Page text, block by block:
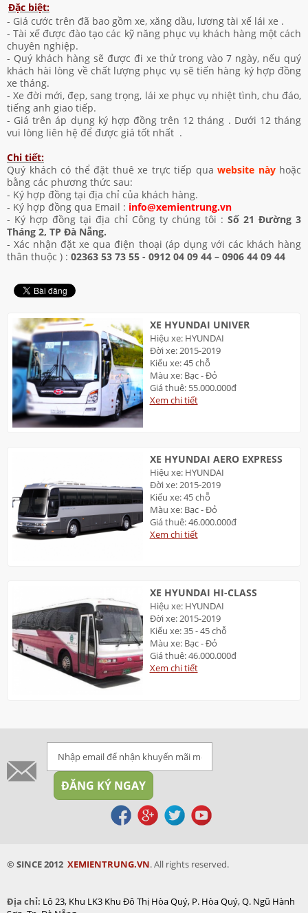
Đặc biệt:
- Giá cước trên đã bao gồm xe, xăng dầu, lương tài xế lái xe .
- Tài xế được đào tạo các kỹ năng phục vụ khách hàng một cách
chuyên nghiệp.
- Quý khách hàng sẽ được đi xe thử trong vào 7 ngày, nếu quý
khách hài lòng về chất lượng phục vụ sẽ tiến hàng ký hợp đồng
xe tháng.
- Xe đời mới, đẹp, sang trọng, lái xe phục vụ nhiệt tình, chu đáo,
tiếng anh giao tiếp.
- Giá trên áp dụng ký hợp đồng trên 12 tháng . Dưới 12 tháng
vui lòng liên hệ để được giá tốt nhất .
Chi tiết:
Quý khách có thể đặt thuê xe trực tiếp qua website nàyhoặc
bằng các phương thức sau:
- Ký hợp đồng tại địa chỉ của khách hàng.
- Ký hợp đồng qua Email : info@xemientrung.vn
- Ký hợp đồng tại địa chỉ Công ty chúng tôi : Số 21 Đường 3
Tháng 2, TP Đà Nẵng.
- Xác nhận đặt xe qua điện thoại (áp dụng với các khách hàng
thân thuộc ) : 02363 53 73 55 - 0912 04 09 44 – 0906 44 09 44
XE HYUNDAI UNIVER
Hiệu xe: HYUNDAI
Đời xe: 2015-2019
Kiểu xe: 45 chỗ
Màu xe: Bạc - Đỏ
Giá thuê: 55.000.000đ
Xem chi tiết
XE HYUNDAI AERO EXPRESS
Hiệu xe: HYUNDAI
Đời xe: 2015-2019
Kiểu xe: 45 chỗ
Màu xe: Bạc - Đỏ
Giá thuê: 46.000.000đ
Xem chi tiết
XE HYUNDAI HI-CLASS
Hiệu xe: HYUNDAI
Đời xe: 2015-2019
Kiểu xe: 35 - 45 chỗ
Màu xe: Bạc - Đỏ
Giá thuê: 46.000.000đ
Xem chi tiết
© SINCE 2012 XEMIENTRUNG.VN. All rights reserved.
Địa chỉ: Lô 23, Khu LK3 Khu Đô Thị Hòa Quý, P. Hòa Quý, Q. Ngũ Hành